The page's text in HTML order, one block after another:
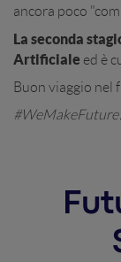
ancora poco
La seconda
Artificiale ed è
Buon viaggio